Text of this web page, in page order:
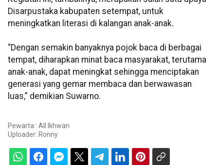
Disarpustaka kabupaten setempat, untuk
meningkatkan literasi di kalangan anak-anak.
“Dengan semakin banyaknya pojok baca di berbagai
tempat, diharapkan minat baca masyarakat, terutama
anak-anak, dapat meningkat sehingga menciptakan
generasi yang gemar membaca dan berwawasan
luas,” demikian Suwarno.
Pewarta : All Ikhwan
Uploader: Ronny